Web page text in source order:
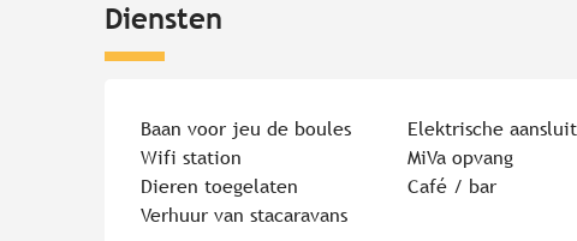
Diensten
Baan voor jeu de boules Elektrische
Wifi station
MiVa opvang
Dieren toegelaten
Café / bar
Verhuur van stacaravans